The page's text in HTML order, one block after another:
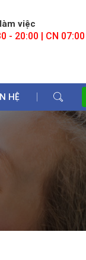
việc
- 20:00 | CN
HỆ